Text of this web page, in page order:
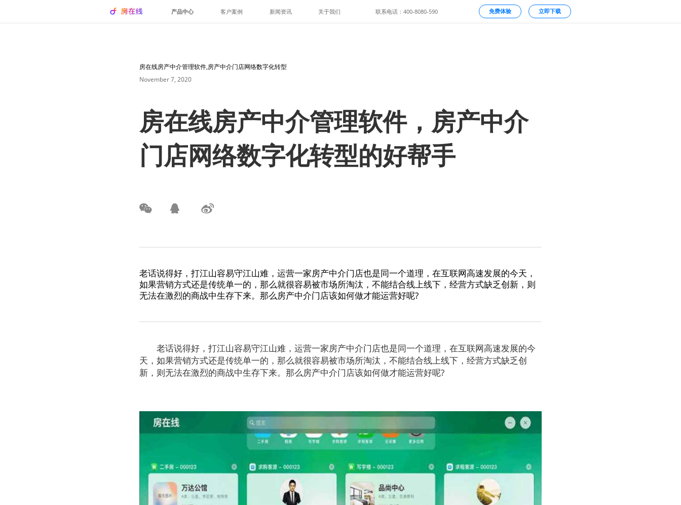
产品中心 客户案例 新闻资讯 关于我们 联系电话：400-8080-590 免费体验 立即下载
房在线房产中介管理软件,房产中介门店网络数字化转型
November 7, 2020
房在线房产中介管理软件，房产中介
门店网络数字化转型的好帮手
老话说得好，打江山容易守江山难，运营一家房产中介门店也是同一个道理，在互联网高速发展的今天，
如果营销方式还是传统单一的，那么就很容易被市场所淘汰，不能结合线上线下，经营方式缺乏创新，则
无法在激烈的商战中生存下来。那么房产中介门店该如何做才能运营好呢?
老话说得好，打江山容易守江山难，运营一家房产中介门店也是同一个道理，在互联网高速发展的今
天，如果营销方式还是传统单一的，那么就很容易被市场所淘汰，不能结合线上线下，经营方式缺乏创
新，则无法在激烈的商战中生存下来。那么房产中介门店该如何做才能运营好呢?